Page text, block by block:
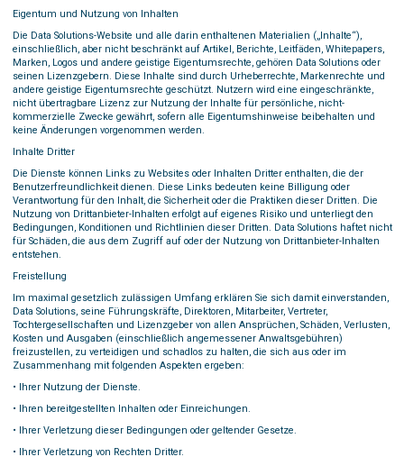
Eigentum und Nutzung von Inhalten
Die Data Solutions-Website und alle darin enthaltenen Materialien („Inhalte“),
einschließlich, aber nicht beschränkt auf Artikel, Berichte, Leitfäden, Whitepapers,
Marken, Logos und andere geistige Eigentumsrechte, gehören Data Solutions oder
seinen Lizenzgebern. Diese Inhalte sind durch Urheberrechte, Markenrechte und
andere geistige Eigentumsrechte geschützt. Nutzern wird eine eingeschränkte,
nicht übertragbare Lizenz zur Nutzung der Inhalte für persönliche, nicht-
kommerzielle Zwecke gewährt, sofern alle Eigentumshinweise beibehalten und
keine Änderungen vorgenommen werden.
Inhalte Dritter
Die Dienste können Links zu Websites oder Inhalten Dritter enthalten, die der
Benutzerfreundlichkeit dienen. Diese Links bedeuten keine Billigung oder
Verantwortung für den Inhalt, die Sicherheit oder die Praktiken dieser Dritten. Die
Nutzung von Drittanbieter-Inhalten erfolgt auf eigenes Risiko und unterliegt den
Bedingungen, Konditionen und Richtlinien dieser Dritten. Data Solutions haftet nicht
für Schäden, die aus dem Zugriff auf oder der Nutzung von Drittanbieter-Inhalten
entstehen.
Freistellung
Im maximal gesetzlich zulässigen Umfang erklären Sie sich damit einverstanden,
Data Solutions, seine Führungskräfte, Direktoren, Mitarbeiter, Vertreter,
Tochtergesellschaften und Lizenzgeber von allen Ansprüchen, Schäden, Verlusten,
Kosten und Ausgaben (einschließlich angemessener Anwaltsgebühren)
freizustellen, zu verteidigen und schadlos zu halten, die sich aus oder im
Zusammenhang mit folgenden Aspekten ergeben:
• Ihrer Nutzung der Dienste.
• Ihren bereitgestellten Inhalten oder Einreichungen.
• Ihrer Verletzung dieser Bedingungen oder geltender Gesetze.
• Ihrer Verletzung von Rechten Dritter.